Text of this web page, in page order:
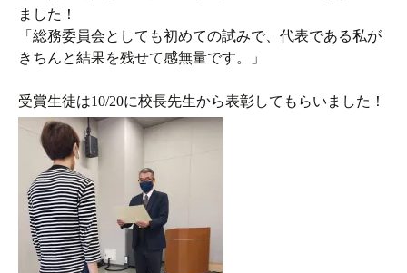
ました！
「総務委員会としても初めての試みで、代表である私が
きちんと結果を残せて感無量です。」
受賞生徒は10/20に校長先生から表彰してもらいました！